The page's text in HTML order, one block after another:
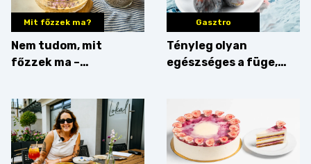
Mit főzzek ma?
Nem tudom, mit
főzzek ma –
Gasztro
Tényleg olyan
egészséges a füge,